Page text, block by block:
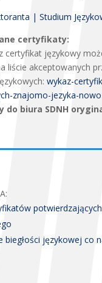
| Studium
certyfikaty:
certyfikat językowy
liście akceptowanych
wykaz-
znajomo-jezyka-
do biura SDNH
biegłości językowej co